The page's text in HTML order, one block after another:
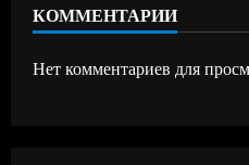
КОММЕНТАРИИ
Нет комментариев для